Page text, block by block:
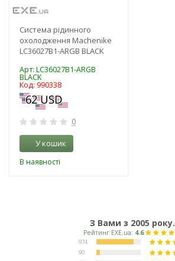
Система рідинного
охолодження Machenike
LC36027B1-ARGB BLACK
Арт: LC36027B1-ARGB
BLACK
Код: 990338
0
У кошик
В наявності
З Вами з 2005 року.